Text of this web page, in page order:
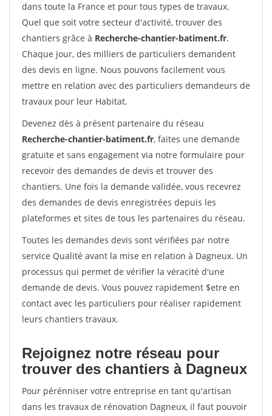
dans toute la France et pour tous types de travaux.
Quel que soit votre secteur d'activité, trouver des
chantiers grâce à Recherche-chantier-batiment.fr.
Chaque jour, des milliers de particuliers demandent
des devis en ligne. Nous pouvons facilement vous
mettre en relation avec des particuliers demandeurs de
travaux pour leur Habitat.
Devenez dès à présent partenaire du réseau
Recherche-chantier-batiment.fr, faites une demande
gratuite et sans engagement via notre formulaire pour
recevoir des demandes de devis et trouver des
chantiers. Une fois la demande validée, vous recevrez
des demandes de devis enregistrées depuis les
plateformes et sites de tous les partenaires du réseau.
Toutes les demandes devis sont vérifiées par notre
service Qualité avant la mise en relation à Dagneux. Un
processus qui permet de vérifier la véracité d'une
demande de devis. Vous pouvez rapidement $etre en
contact avec les particuliers pour réaliser rapidement
leurs chantiers travaux.
Rejoignez notre réseau pour
trouver des chantiers à Dagneux
Pour pérénniser votre entreprise en tant qu'artisan
dans les travaux de rénovation Dagneux, il faut pouvoir